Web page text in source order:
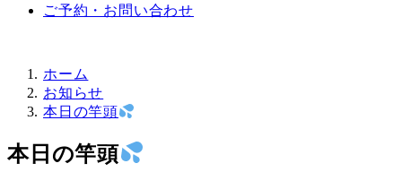
ご予約・お問い合わせ
ホーム
お知らせ
本日の竿頭
本日の竿頭